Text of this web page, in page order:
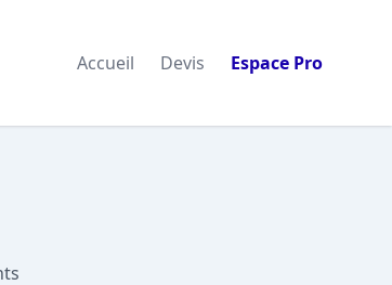
Accueil Devis Espace Pro